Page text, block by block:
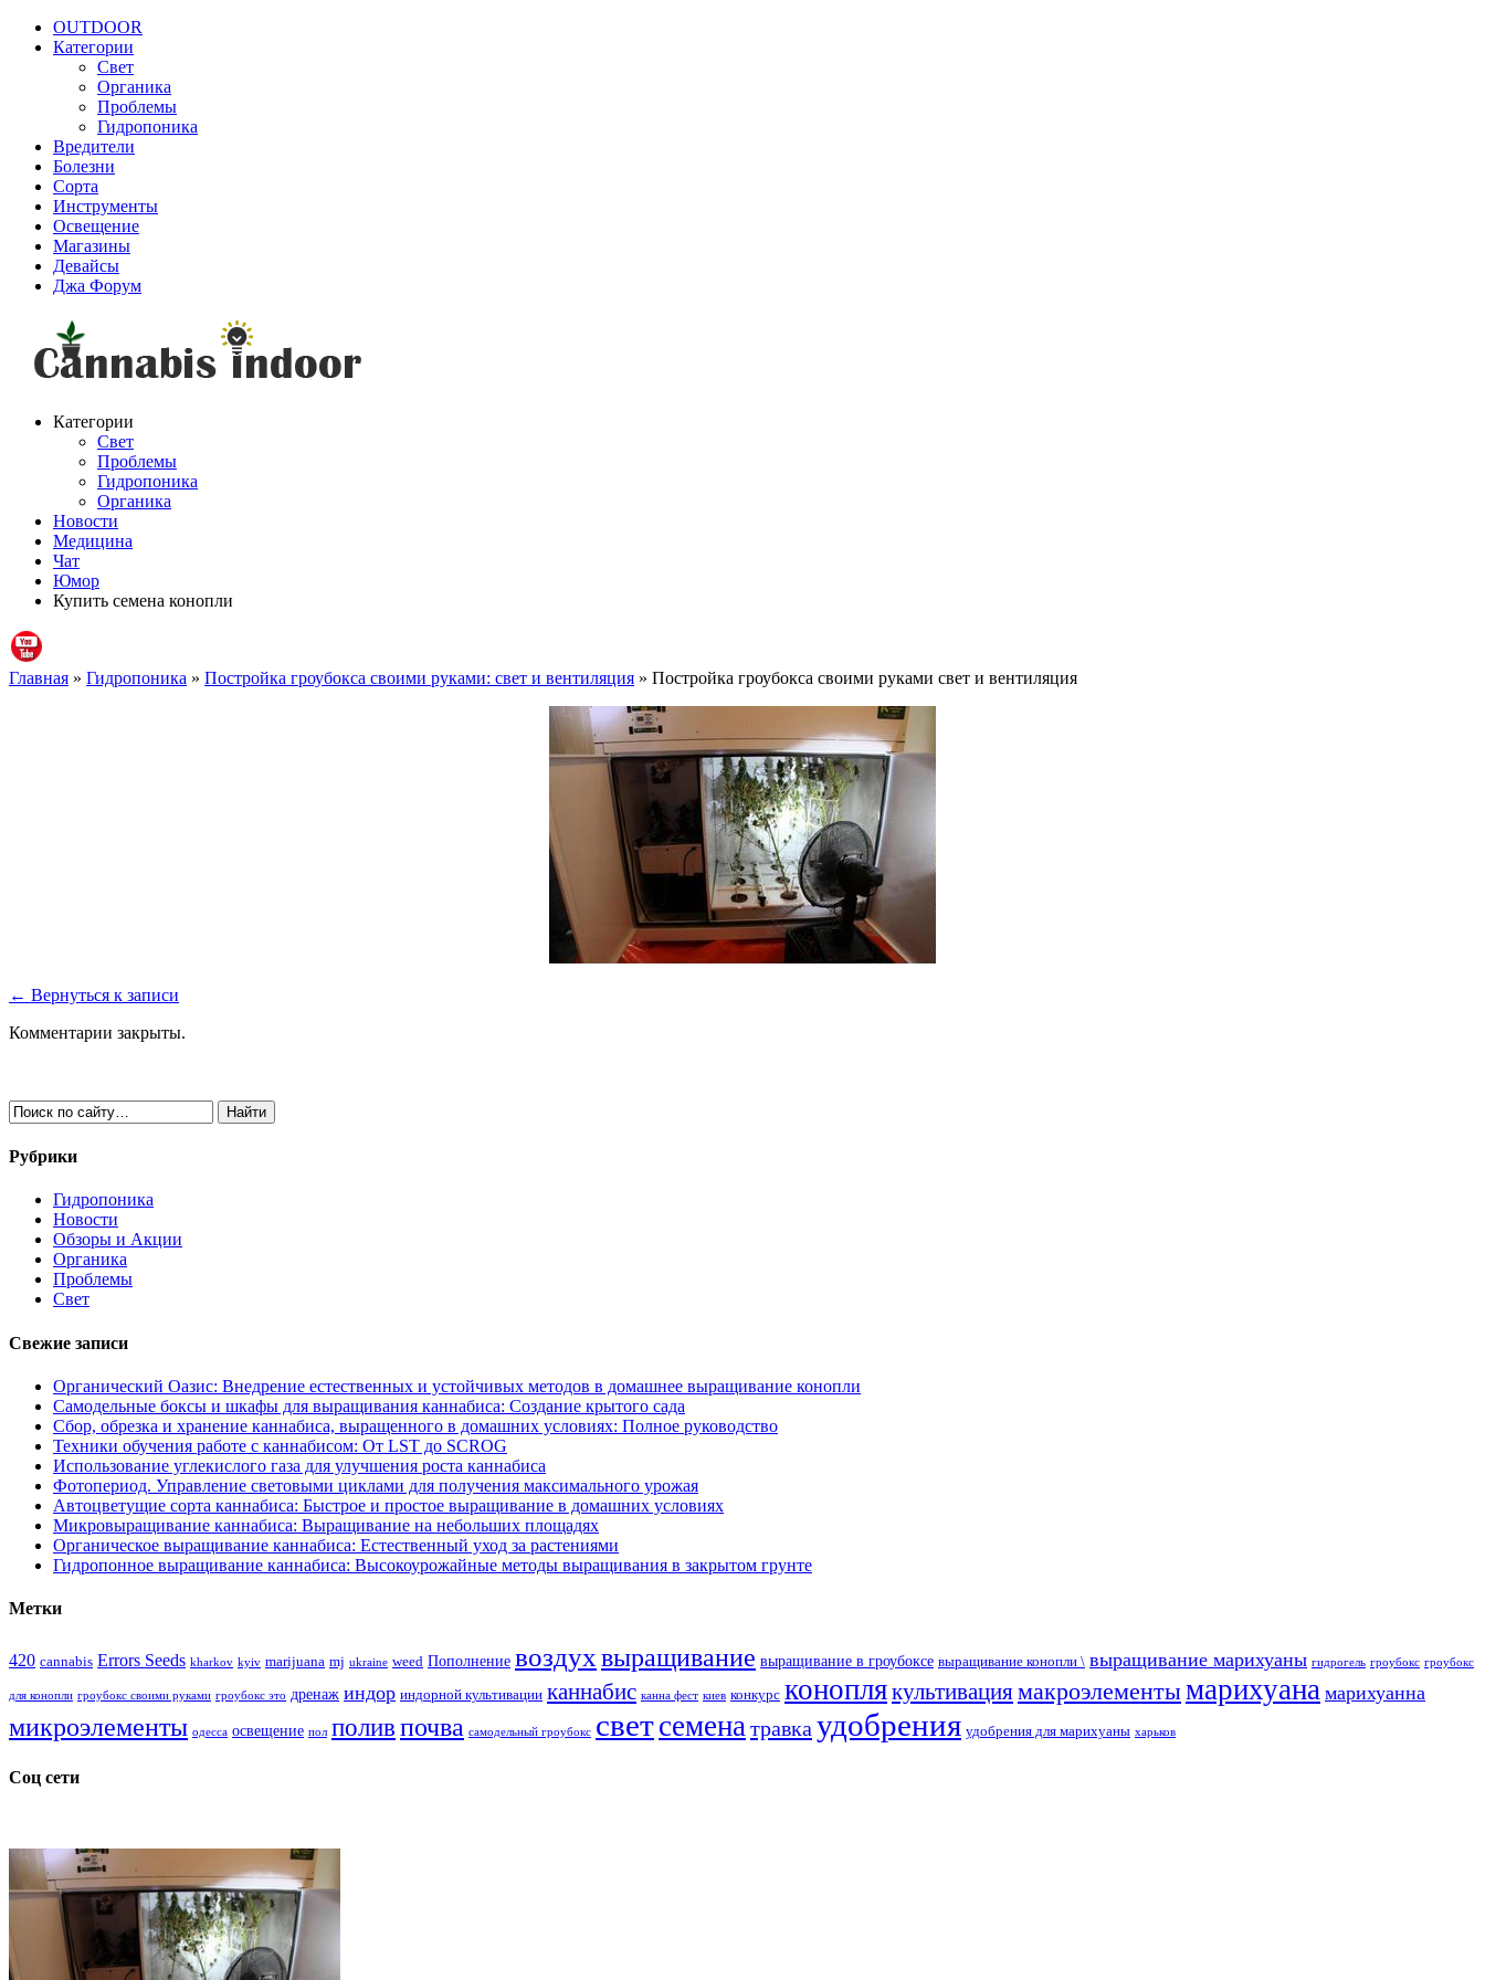
OUTDOOR
Категории
Свет
Органика
Проблемы
Гидропоника
Вредители
Болезни
Сорта
Инструменты
Освещение
Магазины
Девайсы
Джа Форум
Категории
Свет
Проблемы
Гидропоника
Органика
Новости
Медицина
Чат
Юмор
Купить семена конопли
Главная » Гидропоника » Постройка гроубокса своими руками: свет и вентиляция » Постройка гроубокса своими руками свет и вентиляция
← Вернуться к записи
Комментарии закрыты.
Рубрики
Гидропоника
Новости
Обзоры и Акции
Органика
Проблемы
Свет
Свежие записи
Органический Оазис: Внедрение естественных и устойчивых методов в домашнее выращивание конопли
Самодельные боксы и шкафы для выращивания каннабиса: Создание крытого сада
Сбор, обрезка и хранение каннабиса, выращенного в домашних условиях: Полное руководство
Техники обучения работе с каннабисом: От LST до SCROG
Использование углекислого газа для улучшения роста каннабиса
Фотопериод. Управление световыми циклами для получения максимального урожая
Автоцветущие сорта каннабиса: Быстрое и простое выращивание в домашних условиях
Микровыращивание каннабиса: Выращивание на небольших площадях
Органическое выращивание каннабиса: Естественный уход за растениями
Гидропонное выращивание каннабиса: Высокоурожайные методы выращивания в закрытом грунте
Метки
420 cannabis Errors Seeds kharkov kyiv marijuana mj ukraine weed Пополнение воздухвыращивание выращивание в гроубоксе выращивание конопли \ выращивание марихуаны гидрогель гроубокс гроубокс
для конопли гроубокс своими руками гроубокс это дренаж индор индорной культивации каннабис канна фест киев конкурс коноплякультивациямакроэлементымарихуана марихуанна
микроэлементы одесса освещение пол полив почва самодельный гроубокс светсеменатравкаудобрения удобрения для марихуаны харьков
Соц сети